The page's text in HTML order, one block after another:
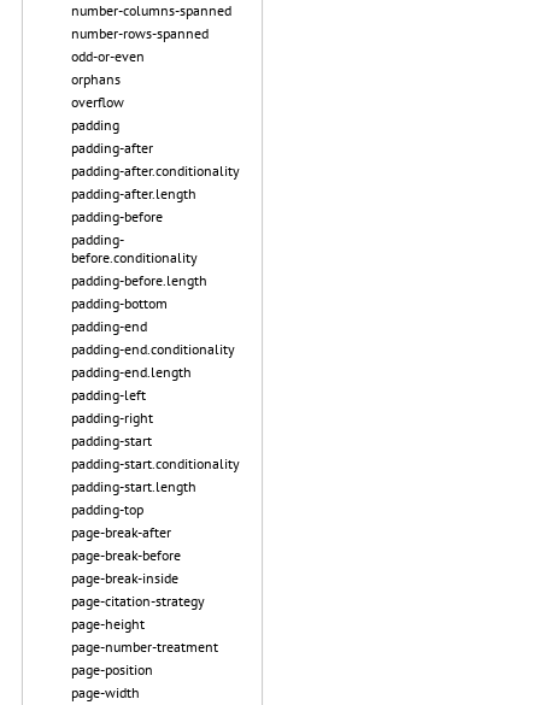
number-columns-spanned
number-rows-spanned
odd-or-even
orphans
overflow
padding
padding-after
padding-after.conditionality
padding-after.length
padding-before
padding-
before.conditionality
padding-before.length
padding-bottom
padding-end
padding-end.conditionality
padding-end.length
padding-left
padding-right
padding-start
padding-start.conditionality
padding-start.length
padding-top
page-break-after
page-break-before
page-break-inside
page-citation-strategy
page-height
page-number-treatment
page-position
page-width